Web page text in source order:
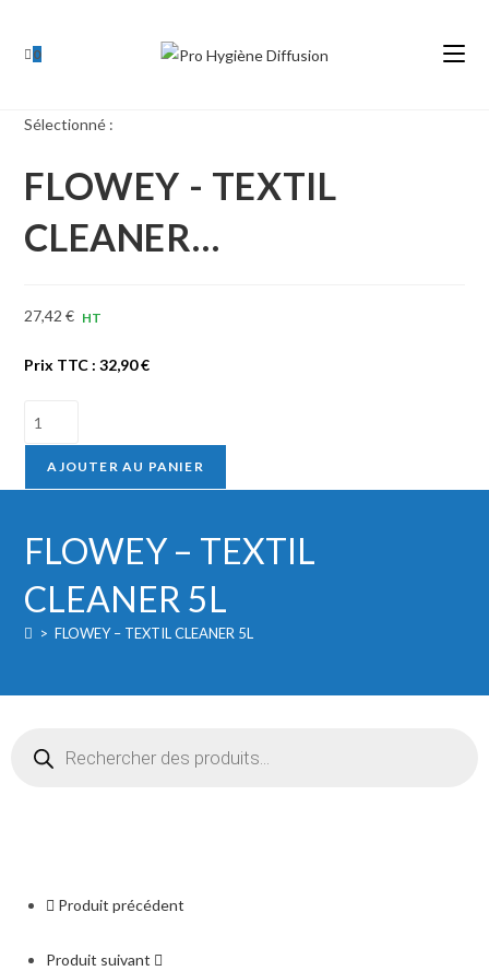
content
0
Sélectionné :
FLOWEY - TEXTIL
CLEANER…
27,42€ HT
Prix TTC :32,90€
FLOWEY
-
CLEANER
AJOUTER AU PANIER
FLOWEY – TEXTIL
CLEANER 5L
> FLOWEY – TEXTIL CLEANER 5L
produits
Produit précédent
Produit suivant